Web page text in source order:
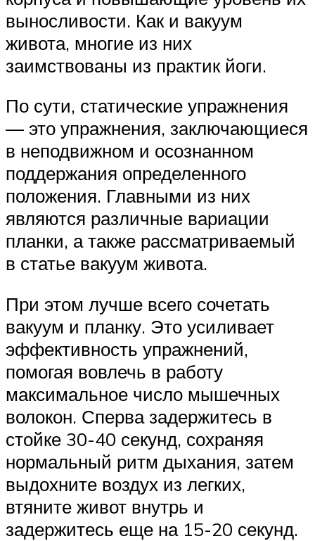
выносливости. Как и вакуум
живота, многие из них
заимствованы из практик йоги.
По сути, статические упражнения
— это упражнения, заключающиеся
в неподвижном и осознанном
поддержания определенного
положения. Главными из них
являются различные вариации
планки, а также рассматриваемый
в статье вакуум живота.
При этом лучше всего сочетать
вакуум и планку. Это усиливает
эффективность упражнений,
помогая вовлечь в работу
максимальное число мышечных
волокон. Сперва задержитесь в
стойке 30-40 секунд, сохраняя
нормальный ритм дыхания, затем
выдохните воздух из легких,
втяните живот внутрь и
задержитесь еще на 15-20 секунд.